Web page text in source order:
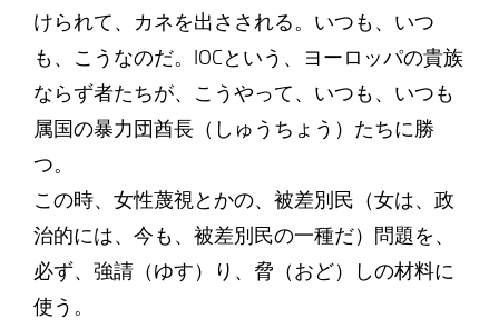
けられて、カネを出さされる。いつも、いつ
も、こうなのだ。IOCという、ヨーロッパの貴族
ならず者たちが、こうやって、いつも、いつも
属国の暴力団酋長（しゅうちょう）たちに勝
つ。
この時、女性蔑視とかの、被差別民（女は、政
治的には、今も、被差別民の一種だ）問題を、
必ず、強請（ゆす）り、脅（おど）しの材料に
使う。